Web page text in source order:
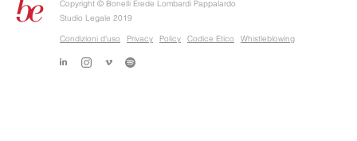
Copyright © Bonelli Erede Lombardi Pappalardo
Studio Legale 2019
Condizioni d'uso
Privacy Policy Codice Etico Whistleblowing